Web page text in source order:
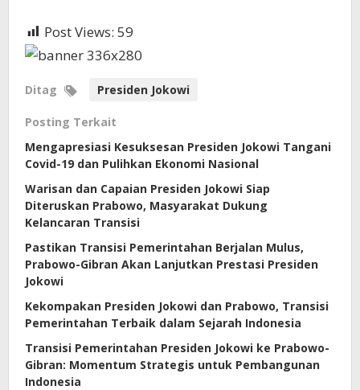
Post Views: 59
Ditag Presiden Jokowi
Posting Terkait
Mengapresiasi Kesuksesan Presiden Jokowi Tangani
Covid-19 dan Pulihkan Ekonomi Nasional
Warisan dan Capaian Presiden Jokowi Siap
Diteruskan Prabowo, Masyarakat Dukung
Kelancaran Transisi
Pastikan Transisi Pemerintahan Berjalan Mulus,
Prabowo-Gibran Akan Lanjutkan Prestasi Presiden
Jokowi
Kekompakan Presiden Jokowi dan Prabowo, Transisi
Pemerintahan Terbaik dalam Sejarah Indonesia
Transisi Pemerintahan Presiden Jokowi ke Prabowo-
Gibran: Momentum Strategis untuk Pembangunan
Indonesia